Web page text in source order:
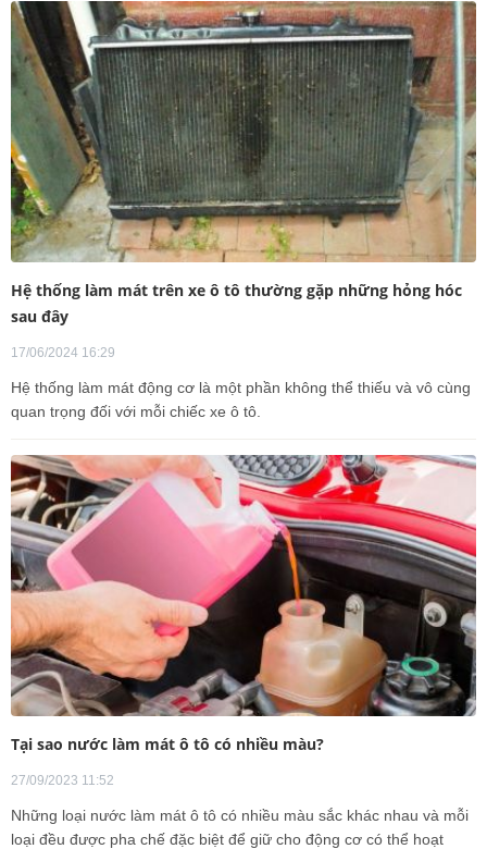
Hệ thống làm mát trên xe ô tô thường gặp những hỏng hóc
sau đây
17/06/2024 16:29
Hệ thống làm mát động cơ là một phần không thể thiếu và vô cùng
quan trọng đối với mỗi chiếc xe ô tô.
Tại sao nước làm mát ô tô có nhiều màu?
27/09/2023 11:52
Những loại nước làm mát ô tô có nhiều màu sắc khác nhau và mỗi
loại đều được pha chế đặc biệt để giữ cho động cơ có thể hoạt